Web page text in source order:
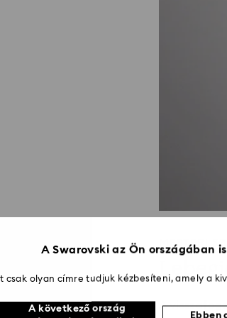
MESTERI
A
A Swarovski az Ön országában
csak olyan címre tudjuk kézbesíteni, amely a
A következő ország
Ebben